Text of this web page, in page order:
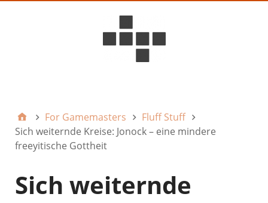
For Gamemasters
Fluff Stuff
Sich weiternde Kreise: Jonock – eine mindere
freeyitische Gottheit
Sich weiternde